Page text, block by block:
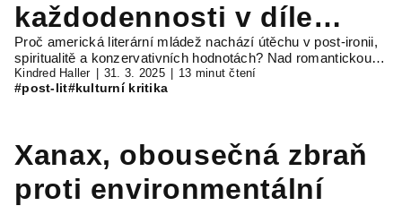
každodennosti v díle
Matthewa Davise
Proč americká literární mládež nachází útěchu v post-ironii,
spiritualitě a konzervativních hodnotách? Nad romantickou…
Kindred Haller 31. 3. 2025 13 minut čtení
#post-lit#kulturní kritika
Xanax, obousečná zbraň
proti environmentální